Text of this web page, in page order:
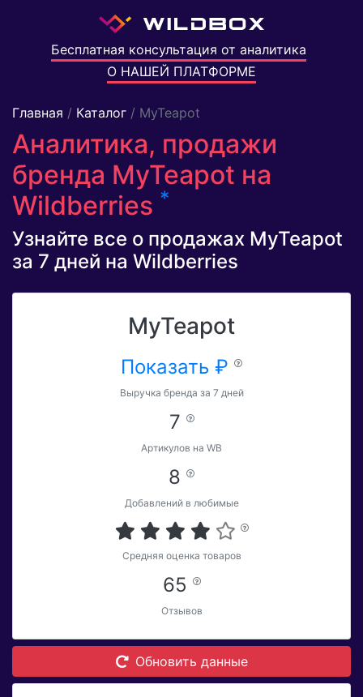
Бесплатная консультация от аналитика
О НАШЕЙ ПЛАТФОРМЕ
Главная / Каталог / MyTeapot
Аналитика, продажи
бренда MyTeapot на
Wildberries *
Узнайте все о продажах MyTeapot
за 7 дней на Wildberries
MyTeapot
Показать ₽
Выручка бренда за 7 дней
7
Артикулов на WB
8
Добавлений в любимые
Средняя оценка товаров
65
Отзывов
Обновить данные